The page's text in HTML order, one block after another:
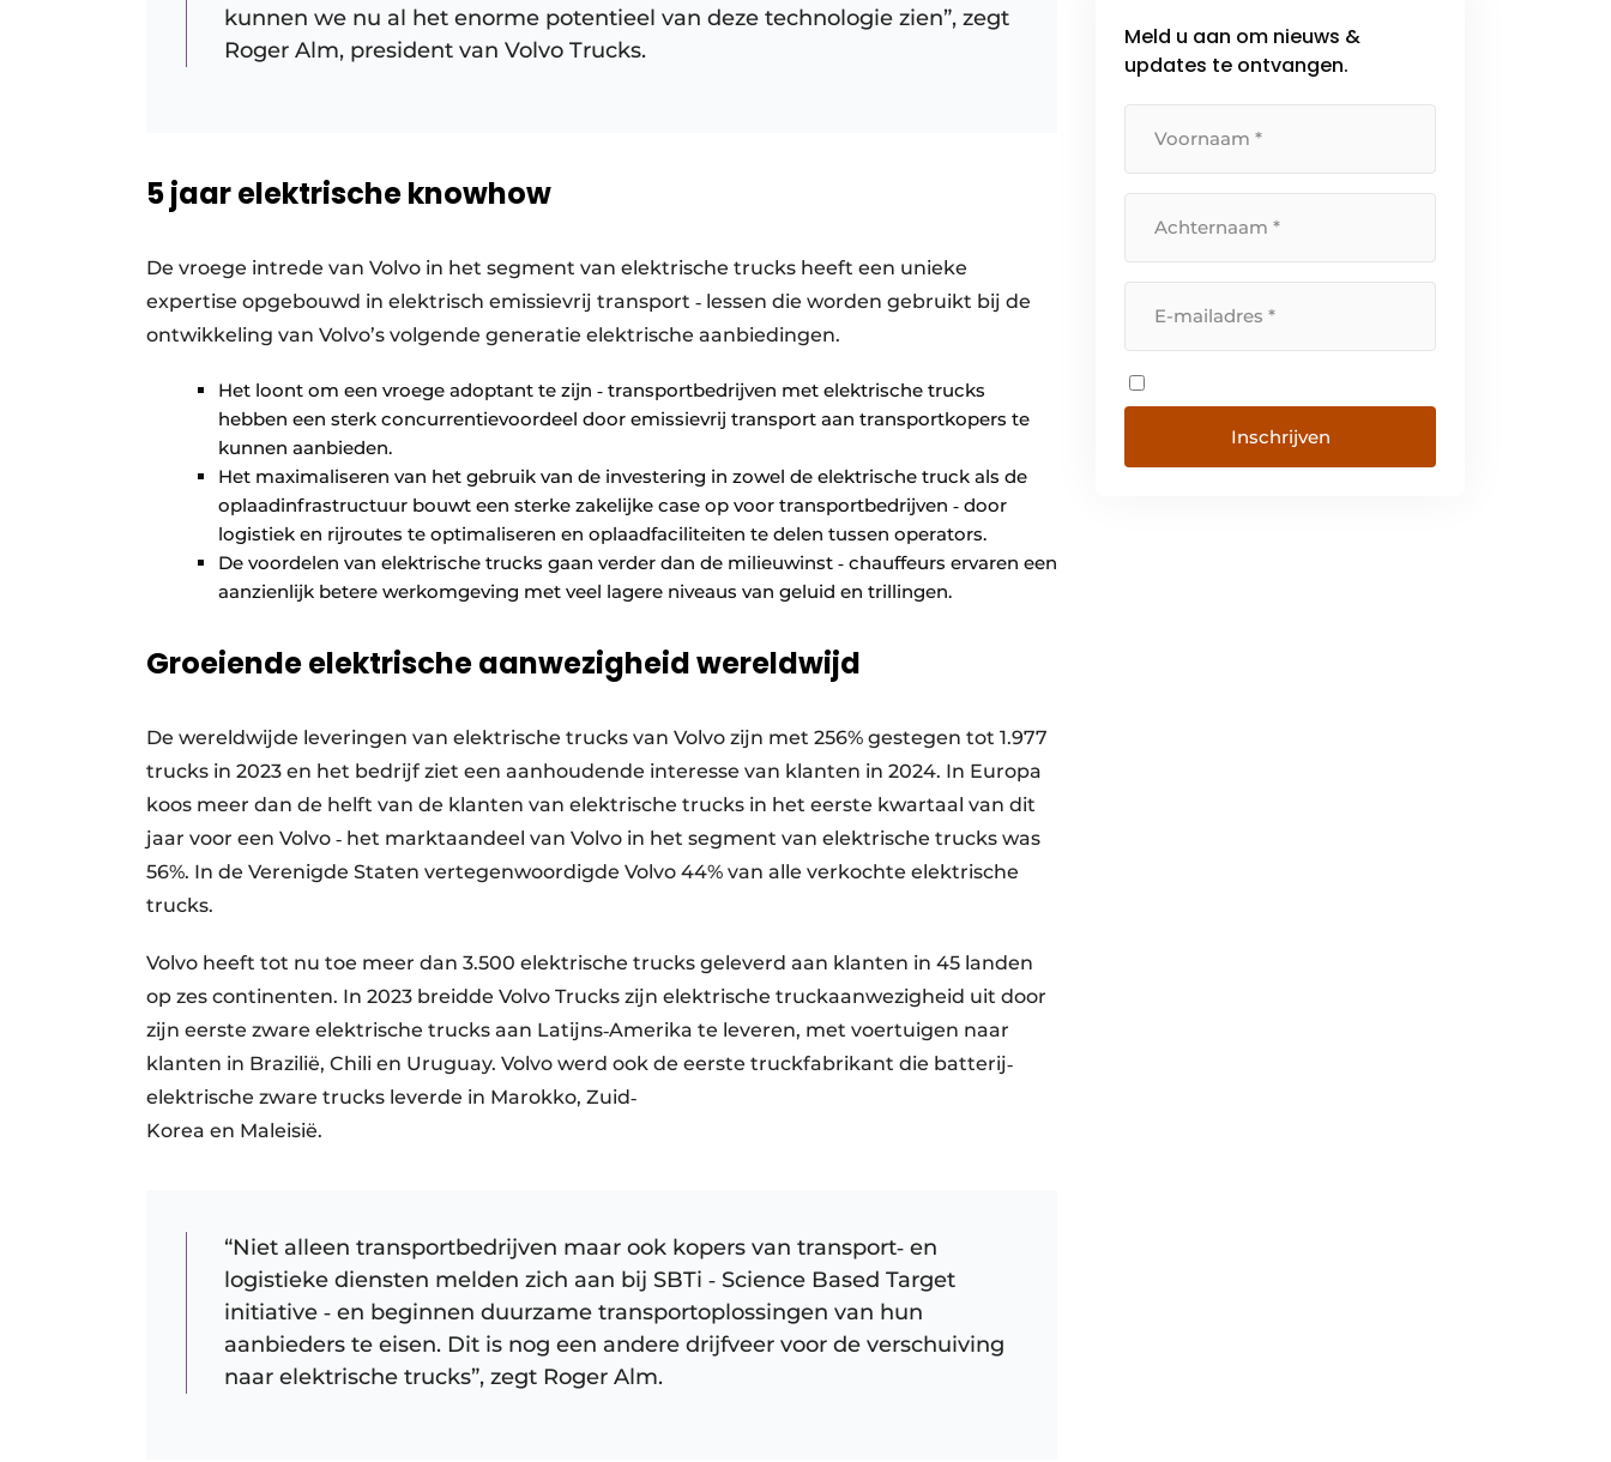
kunnen we nu al het enorme potentieel van deze technologie zien”, zegt
Roger Alm, president van Volvo Trucks.
5 jaar elektrische knowhow
De vroege intrede van Volvo in het segment van elektrische trucks heeft een unieke
expertise opgebouwd in elektrisch emissievrij transport ‐ lessen die worden gebruikt bij de
ontwikkeling van Volvo’s volgende generatie elektrische aanbiedingen.
Het loont om een vroege adoptant te zijn ‐ transportbedrijven met elektrische trucks
hebben een sterk concurrentievoordeel door emissievrij transport aan transportkopers te
kunnen aanbieden.
Het maximaliseren van het gebruik van de investering in zowel de elektrische truck als de
oplaadinfrastructuur bouwt een sterke zakelijke case op voor transportbedrijven ‐ door
logistiek en rijroutes te optimaliseren en oplaadfaciliteiten te delen tussen operators.
De voordelen van elektrische trucks gaan verder dan de milieuwinst ‐ chauffeurs ervaren een
aanzienlijk betere werkomgeving met veel lagere niveaus van geluid en trillingen.
Groeiende elektrische aanwezigheid wereldwijd
De wereldwijde leveringen van elektrische trucks van Volvo zijn met 256% gestegen tot 1.977
trucks in 2023 en het bedrijf ziet een aanhoudende interesse van klanten in 2024. In Europa
koos meer dan de helft van de klanten van elektrische trucks in het eerste kwartaal van dit
jaar voor een Volvo ‐ het marktaandeel van Volvo in het segment van elektrische trucks was
56%. In de Verenigde Staten vertegenwoordigde Volvo 44% van alle verkochte elektrische
trucks.
Volvo heeft tot nu toe meer dan 3.500 elektrische trucks geleverd aan klanten in 45 landen
op zes continenten. In 2023 breidde Volvo Trucks zijn elektrische truckaanwezigheid uit door
zijn eerste zware elektrische trucks aan Latijns‐Amerika te leveren, met voertuigen naar
klanten in Brazilië, Chili en Uruguay. Volvo werd ook de eerste truckfabrikant die batterij‐
elektrische zware trucks leverde in Marokko, Zuid‐
Korea en Maleisië.
“Niet alleen transportbedrijven maar ook kopers van transport‐ en
logistieke diensten melden zich aan bij SBTi ‐ Science Based Target
initiative ‐ en beginnen duurzame transportoplossingen van hun
aanbieders te eisen. Dit is nog een andere drijfveer voor de verschuiving
naar elektrische trucks”, zegt Roger Alm.
Meld u aan om nieuws &
updates te ontvangen.